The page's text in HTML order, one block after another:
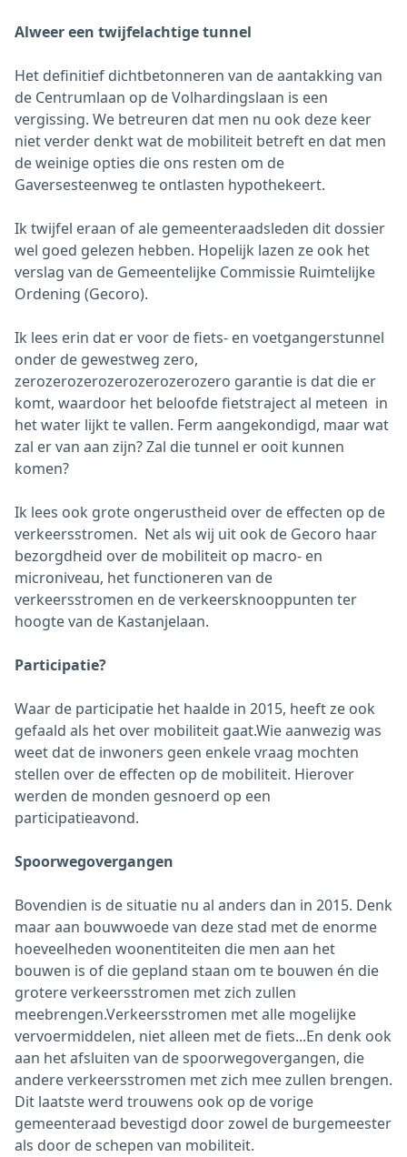
Alweer een twijfelachtige tunnel
Het definitief dichtbetonneren van de aantakking van
de Centrumlaan op de Volhardingslaan is een
vergissing. We betreuren dat men nu ook deze keer
niet verder denkt wat de mobiliteit betreft en dat men
de weinige opties die ons resten om de
Gaversesteenweg te ontlasten hypothekeert.
Ik twijfel eraan of ale gemeenteraadsleden dit dossier
wel goed gelezen hebben. Hopelijk lazen ze ook het
verslag van de Gemeentelijke Commissie Ruimtelijke
Ordening (Gecoro).
Ik lees erin dat er voor de fiets- en voetgangerstunnel
onder de gewestweg zero,
zerozerozerozerozerozerozero garantie is dat die er
komt, waardoor het beloofde fietstraject al meteen in
het water lijkt te vallen. Ferm aangekondigd, maar wat
zal er van aan zijn? Zal die tunnel er ooit kunnen
komen?
Ik lees ook grote ongerustheid over de effecten op de
verkeersstromen. Net als wij uit ook de Gecoro haar
bezorgdheid over de mobiliteit op macro- en
microniveau, het functioneren van de
verkeersstromen en de verkeersknooppunten ter
hoogte van de Kastanjelaan.
Participatie?
Waar de participatie het haalde in 2015, heeft ze ook
gefaald als het over mobiliteit gaat.Wie aanwezig was
weet dat de inwoners geen enkele vraag mochten
stellen over de effecten op de mobiliteit. Hierover
werden de monden gesnoerd op een
participatieavond.
Spoorwegovergangen
Bovendien is de situatie nu al anders dan in 2015. Denk
maar aan bouwwoede van deze stad met de enorme
hoeveelheden woonentiteiten die men aan het
bouwen is of die gepland staan om te bouwen én die
grotere verkeersstromen met zich zullen
meebrengen.Verkeersstromen met alle mogelijke
vervoermiddelen, niet alleen met de fiets...En denk ook
aan het afsluiten van de spoorwegovergangen, die
andere verkeersstromen met zich mee zullen brengen.
Dit laatste werd trouwens ook op de vorige
gemeenteraad bevestigd door zowel de burgemeester
als door de schepen van mobiliteit.